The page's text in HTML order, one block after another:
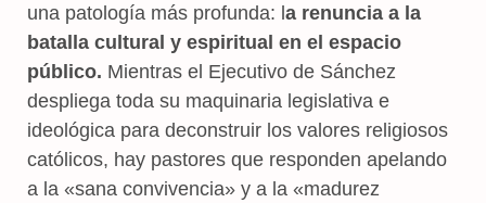
una patología más profunda: la renuncia a la
batalla cultural y espiritual en el espacio
público. Mientras el Ejecutivo de Sánchez
despliega toda su maquinaria legislativa e
ideológica para deconstruir los valores religiosos
católicos, hay pastores que responden apelando
a la «sana convivencia» y a la «madurez